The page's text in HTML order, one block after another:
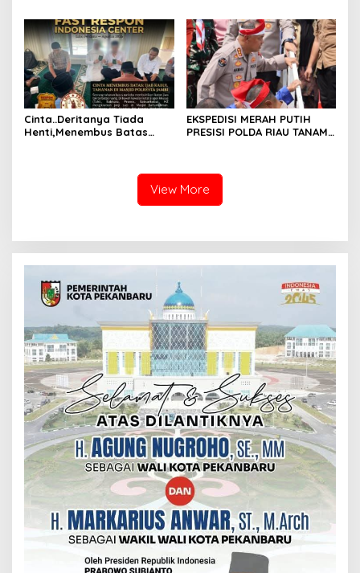
Keluhkan Bau Limbah yang
Menyengat.
PELAYANAN KESEHATAN
GRATIS
Cinta..Deritanya Tiada
Henti,Menembus Batas
EKSPEDISI MERAH PUTIH
PRESISI POLDA RIAU TANAM
MASYARAKAT PESISIR
SINABOI
View More